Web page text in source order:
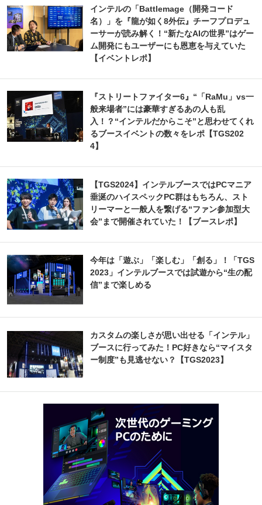
インテルの「Battlemage（開発コード
名）」を『龍が如く8外伝』チーフプロデュ
ーサーが読み解く！“新たなAIの世界”はゲー
ム開発にもユーザーにも恩恵を与えていた
【イベントレポ】
『ストリートファイター6』“「RaMu」vs一
般来場者”には豪華すぎるあの人も乱
入！？“インテルだからこそ”と思わせてくれ
るブースイベントの数々をレポ【TGS202
4】
【TGS2024】インテルブースではPCマニア
垂涎のハイスペックPC群はもちろん、スト
リーマーと一般人を繋げる“ファン参加型大
会”まで開催されていた！【ブースレポ】
今年は「遊ぶ」「楽しむ」「創る」！「TGS
2023」インテルブースでは試遊から“生の配
信”まで楽しめる
カスタムの楽しさが思い出せる「インテル」
ブースに行ってみた！PC好きなら“マイスタ
ー制度”も見逃せない？【TGS2023】